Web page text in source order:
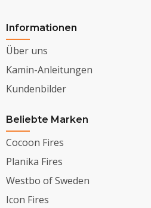
Informationen
Über uns
Kamin-Anleitungen
Kundenbilder
Beliebte Marken
Cocoon Fires
Planika Fires
Westbo of Sweden
Icon Fires